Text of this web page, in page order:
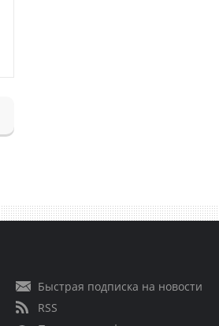
Быстрая подписка на новости
RSS